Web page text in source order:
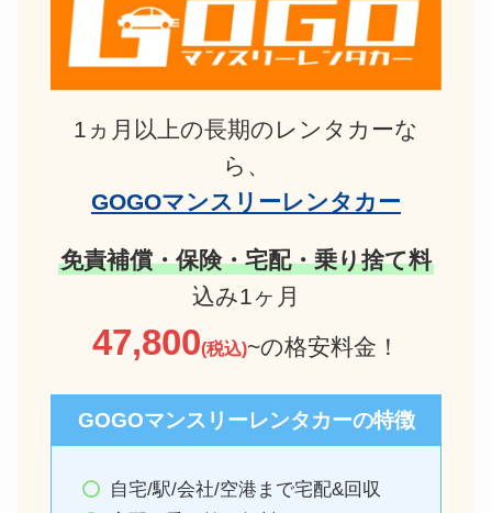
1ヵ月以上の長期のレンタカーな
ら、
GOGOマンスリーレンタカー
免責補償・保険・宅配・乗り捨て料
込み1ヶ月
47,800(税込)~の格安料金！
GOGOマンスリーレンタカーの特徴
自宅/駅/会社/空港まで宅配&回収